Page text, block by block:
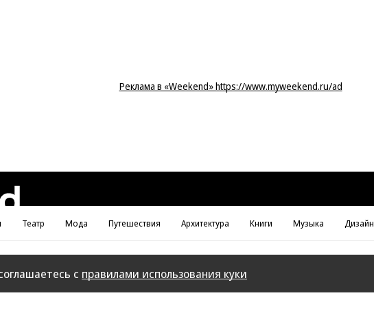
Реклама в «Weekend» https://www.myweekend.ru/ad
Театр Мода Путешествия Архитектура Книги Музыка Дизайн
с правилами использования куки